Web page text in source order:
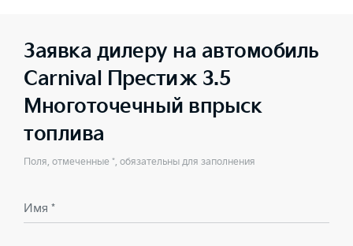
Заявка дилеру на автомобиль
Carnival Престиж 3.5
Многоточечный впрыск
топлива
Поля, отмеченные *, обязательны для заполнения
Имя *